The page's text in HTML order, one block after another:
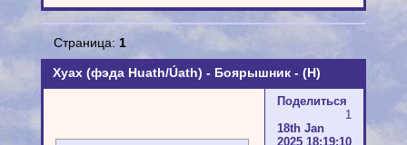
Хуах (фэда Huath/Úath) - Боярышник - (H)
Страница: 1
Поделиться
1
18th Jan
2025 18:19:10